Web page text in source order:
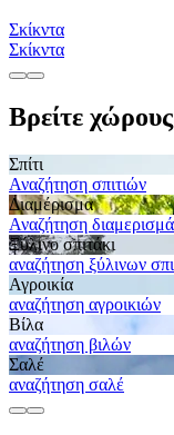
Σκίκντα
Σκίκντα
Βρείτε
Σπίτι
Αναζήτηση σπιτιών
Διαμέρισμα
Αναζήτηση
Ξύλινο σπιτάκι
αναζήτηση ξύλινων
Αγροικία
αναζήτηση αγροικιών
Βίλα
αναζήτηση βιλών
Σαλέ
αναζήτηση σαλέ